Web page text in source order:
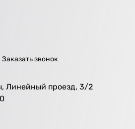
Заказать звонок
Линейный проезд, 3/2